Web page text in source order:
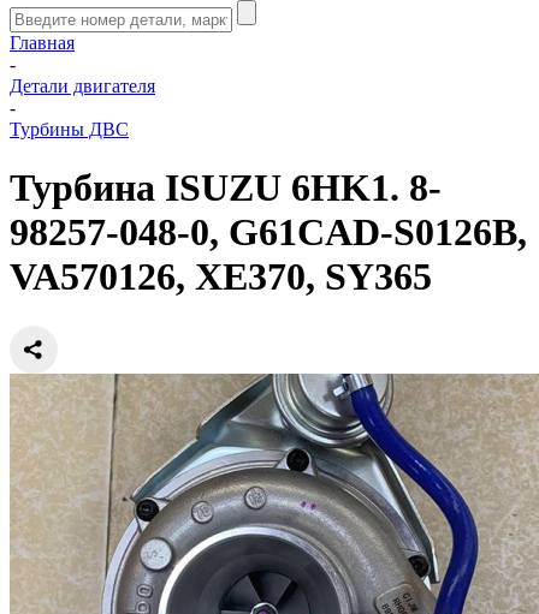
Главная
-
Детали двигателя
-
Турбины ДВС
Турбина ISUZU 6HK1. 8-
98257-048-0, G61CAD-S0126B,
VA570126, XE370, SY365